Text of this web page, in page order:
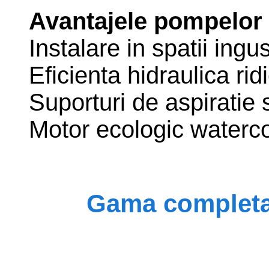
Avantajele pompelor
Instalare in spatii
Eficienta hidraulica
Suporturi de aspiratie
Motor ecologic
Gama